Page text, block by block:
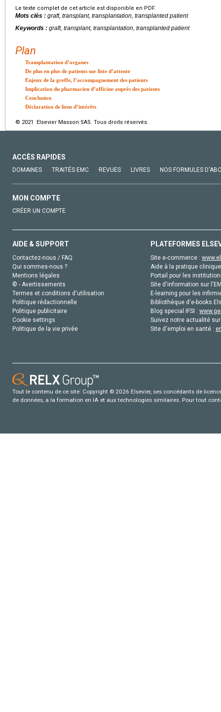
Le texte complet de cet article est disponible en PDF.
Mots clés : graft, transplant, transplantation, transplanted patient
Keywords : graft, transplant, transplantation, transplanted patient
Plan
Transplantation d’organes
De plus en plus de patients sur liste d’attente
Enjeux de la greffe, l’accompagnement des patients
Implication du pharmacien d’officine auprès des patients
Conclusion
Déclaration de liens d’intérêts
© 2021 Elsevier Masson SAS. Tous droits réservés.
ACCÈS RAPIDES
DOMAINES TRAITÉS EMC REVUES LIVRES NOS FORMULES
MON COMPTE
CRÉER UN COMPTE
AIDE & SUPPORT
Contactez-nous / FAQ
Qui sommes-nous ?
Mentions légales
© - Avertissements
Termes et conditions d'utilisation
Politique rédactionnelle
Politique publicitaire
Cookie settings
Politique de la vie privée
PLATEFORMES
Site e-commerce :
Aide à la pratique
Portail pour les
Site d'information sur
E-learning pour les
Bibliothèque d'e-books
Blog special IFSI :
Suivez notre actualité
Site d'emploi en santé :
Tout le contenu de ce site: Copyright © 2026 Elsevier, ses concédants de
de données, a la formation en IA et aux technologies similaires. Pour tout